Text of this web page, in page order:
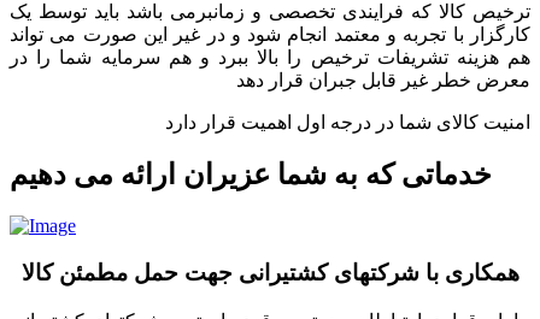
ترخیص کالا که فرایندی تخصصی و زمانبرمی باشد باید توسط یک
کارگزار با تجربه و معتمد انجام شود و در غیر این صورت می تواند
هم هزینه تشریفات ترخیص را بالا ببرد و هم سرمایه شما را در
معرض خطر غیر قابل جبران قرار دهد
امنیت کالای شما در درجه اول اهمیت قرار دارد
خدماتی که به شما عزیران ارائه می دهیم
همکاری با شرکتهای کشتیرانی جهت حمل مطمئن کالا